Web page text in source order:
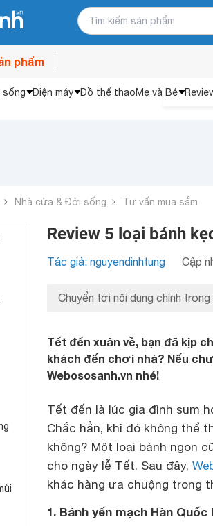
phẩm
sống Điện máy Đồ thể thaoMẹ và Bé
Nhà cửa & Đời sống Tư vấn mua sắm
Review 5 loại bánh
Tác giả: nguyendinhtung Cập
Chuyển tới nội dung chính trong
Tết đến xuân về, bạn đã kịp
khách đến chơi nhà? Nếu
Webososanh.vn nhé!
Tết đến là lúc gia đình sum
Chắc hẳn, khi đó không thể
không? Một loại bánh ngon
cho ngày lễ Tết. Sau đây,
khác hàng ưa chuộng trong
1. Bánh yến mạch Hàn